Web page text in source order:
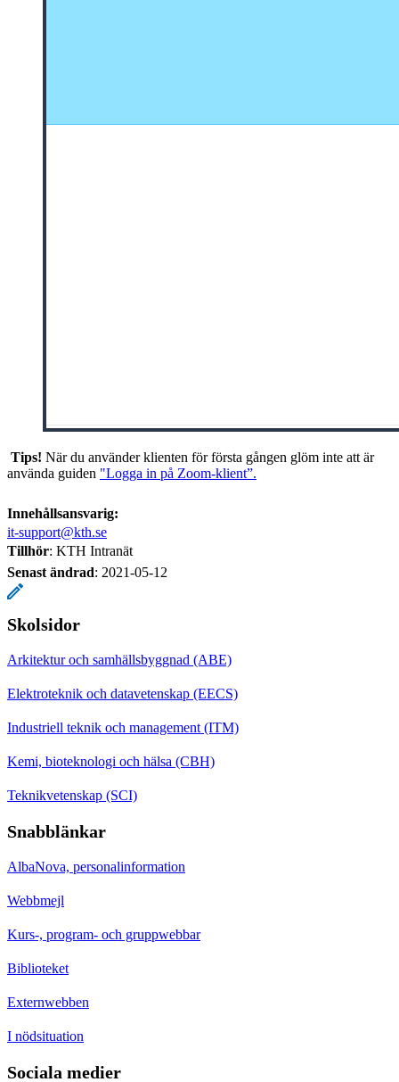
Tips! När du använder klienten för första gången glöm inte att är
använda guiden "Logga in på Zoom-klient”.
Innehållsansvarig:
it-support@kth.se
Tillhör: KTH Intranät
Senast ändrad: 2021-05-12
Skolsidor
Arkitektur och samhällsbyggnad (ABE)
Elektroteknik och datavetenskap (EECS)
Industriell teknik och management (ITM)
Kemi, bioteknologi och hälsa (CBH)
Teknikvetenskap (SCI)
Snabblänkar
AlbaNova, personalinformation
Webbmejl
Kurs-, program- och gruppwebbar
Biblioteket
Externwebben
I nödsituation
Sociala medier